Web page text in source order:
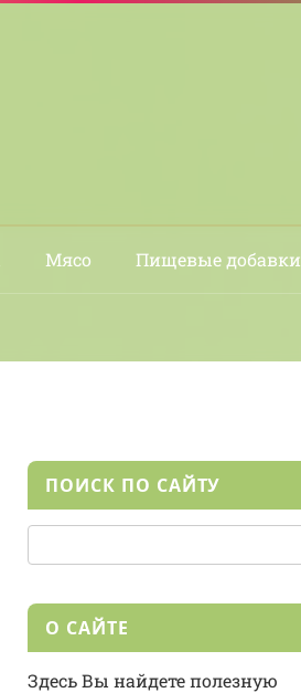
Мясо Пищевые добавки
ПОИСК ПО САЙТУ
О САЙТЕ
Здесь Вы найдете полезную